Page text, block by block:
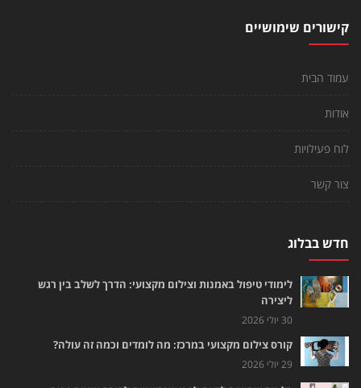
קישורים שימושיים
עמוד הבית
אודות
לוח פעילויות
צור קשר
חדש בבלוג
לימודי טיפול באמנות וצילום מקצועי: הדרך לשלב בין רגש
ליצירה
30 יולי 2026
קורס צילום מקצועי במרכז: מה לומדים וכמה זה עולה?
29 יולי 2026